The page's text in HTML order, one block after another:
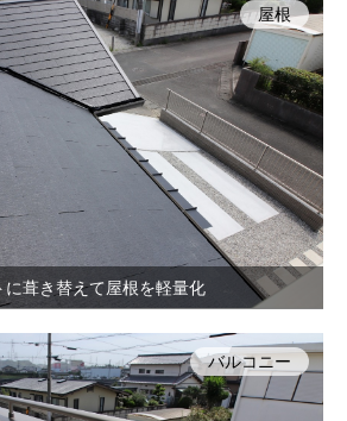
に葺き替えて屋根を軽量化
屋根
バルコニー